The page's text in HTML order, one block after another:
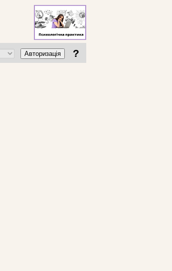
Авторизація ?